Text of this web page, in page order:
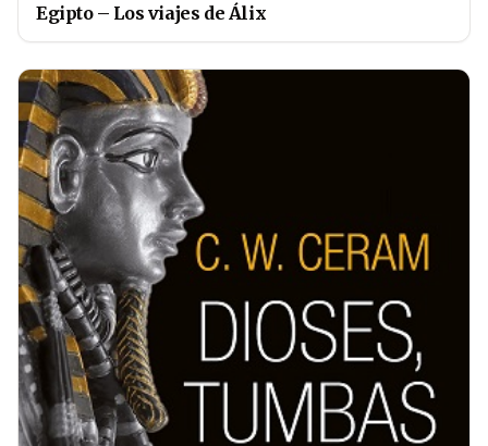
Egipto – Los viajes de Álix